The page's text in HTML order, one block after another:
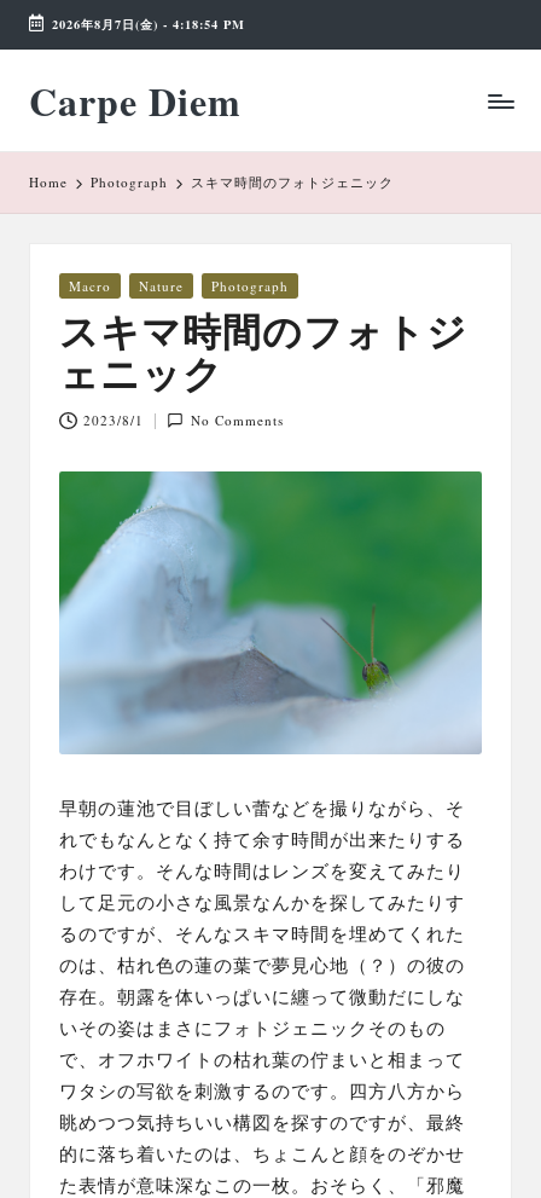
Skip
content
2026年8月7日(金) - 4:18:54 PM
Carpe Diem
Weekend
Wonderland
Home Photograph スキマ時間のフォトジェニック
Posted
Macro Nature Photograph
スキマ時間のフォトジ
ェニック
2023/8/1 No Comments
早朝の蓮池で目ぼしい蕾などを撮りながら、そ
れでもなんとなく持て余す時間が出来たりする
わけです。そんな時間はレンズを変えてみたり
して足元の小さな風景なんかを探してみたりす
るのですが、そんなスキマ時間を埋めてくれた
のは、枯れ色の蓮の葉で夢見心地（？）の彼の
存在。朝露を体いっぱいに纏って微動だにしな
いその姿はまさにフォトジェニックそのもの
で、オフホワイトの枯れ葉の佇まいと相まって
ワタシの写欲を刺激するのです。四方八方から
眺めつつ気持ちいい構図を探すのですが、最終
的に落ち着いたのは、ちょこんと顔をのぞかせ
た表情が意味深なこの一枚。おそらく、「邪魔